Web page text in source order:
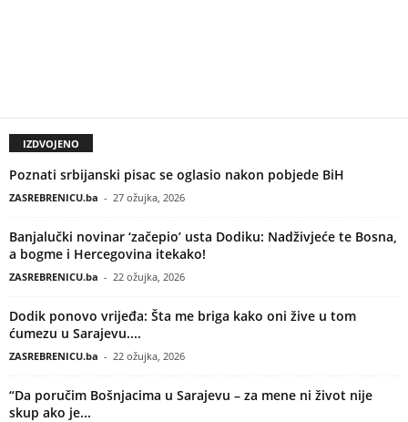
IZDVOJENO
Poznati srbijanski pisac se oglasio nakon pobjede BiH
ZASREBRENICU.ba - 27 ožujka, 2026
Banjalučki novinar ‘začepio’ usta Dodiku: Nadživjeće te Bosna,
a bogme i Hercegovina itekako!
ZASREBRENICU.ba - 22 ožujka, 2026
Dodik ponovo vrijeđa: Šta me briga kako oni žive u tom
ćumezu u Sarajevu....
ZASREBRENICU.ba - 22 ožujka, 2026
“Da poručim Bošnjacima u Sarajevu – za mene ni život nije
skup ako je...